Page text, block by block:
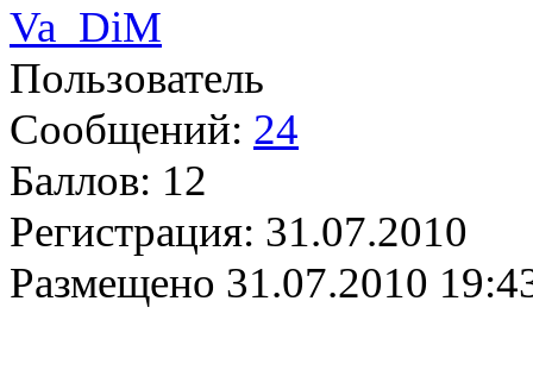
Va_DiM
Пользователь
Сообщений: 24
Баллов: 12
Регистрация: 31.07.2010
Размещено 31.07.2010